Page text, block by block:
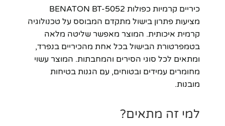
כיריים קרמיות כפולות BENATON BT-5052
מציעות פתרון בישול מתקדם המבוסס על טכנולוגיה
קרמית איכותית. המוצר מאפשר שליטה מלאה
בטמפרטורת הבישול בכל אחת מהכיריים בנפרד,
ומתאים לכל סוגי הסירים והמחבתות. המוצר עשוי
מחומרים עמידים ובטוחים, עם הגנות בטיחות
מובנות.
למי זה מתאים?